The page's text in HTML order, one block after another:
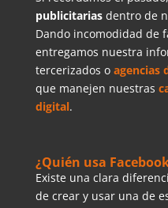
publicitariasdentro de
Dando incomodidad de
entregamos nuestra
tercerizados o agencias
que manejen nuestras
digital.
¿Quién usa
Existe una clara
de crear y usar una de